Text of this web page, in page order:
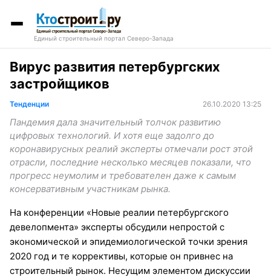
Единый строительный портал Северо-Запада
Вирус развития петербургских
застройщиков
Тенденции 26.10.2020 13:25
Пандемия дала значительный толчок развитию
цифровых технологий. И хотя еще задолго до
коронавирусных реалий эксперты отмечали рост этой
отрасли, последние несколько месяцев показали, что
прогресс неумолим и требователен даже к самым
консервативным участникам рынка.
На конференции «Новые реалии петербургского
девелопмента» эксперты обсудили непростой с
экономической и эпидемиологической точки зрения
2020 год и те коррективы, которые он привнес на
строительный рынок. Несущим элементом дискуссии